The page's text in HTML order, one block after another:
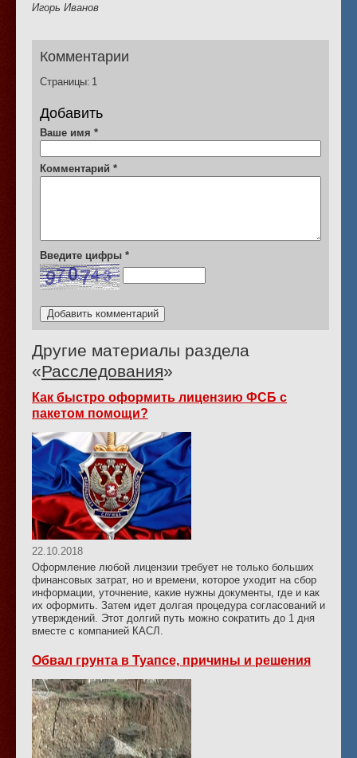
Игорь Иванов
Комментарии
Страницы: 1
Добавить
Ваше имя *
Комментарий *
Введите цифры *
Другие материалы раздела
«Расследования»
Как быстро оформить лицензию ФСБ с
пакетом помощи?
22.10.2018
Оформление любой лицензии требует не только больших
финансовых затрат, но и времени, которое уходит на сбор
информации, уточнение, какие нужны документы, где и как
их оформить. Затем идет долгая процедура согласований и
утверждений. Этот долгий путь можно сократить до 1 дня
вместе с компанией КАСЛ.
Обвал грунта в Туапсе, причины и решения